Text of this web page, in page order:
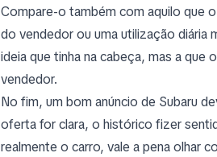
Compare-o também com aquilo que
do vendedor ou uma utilização diária
ideia que tinha na cabeça, mas a
vendedor.
No fim, um bom anúncio de Subaru
oferta for clara, o histórico fizer
realmente o carro, vale a pena olhar